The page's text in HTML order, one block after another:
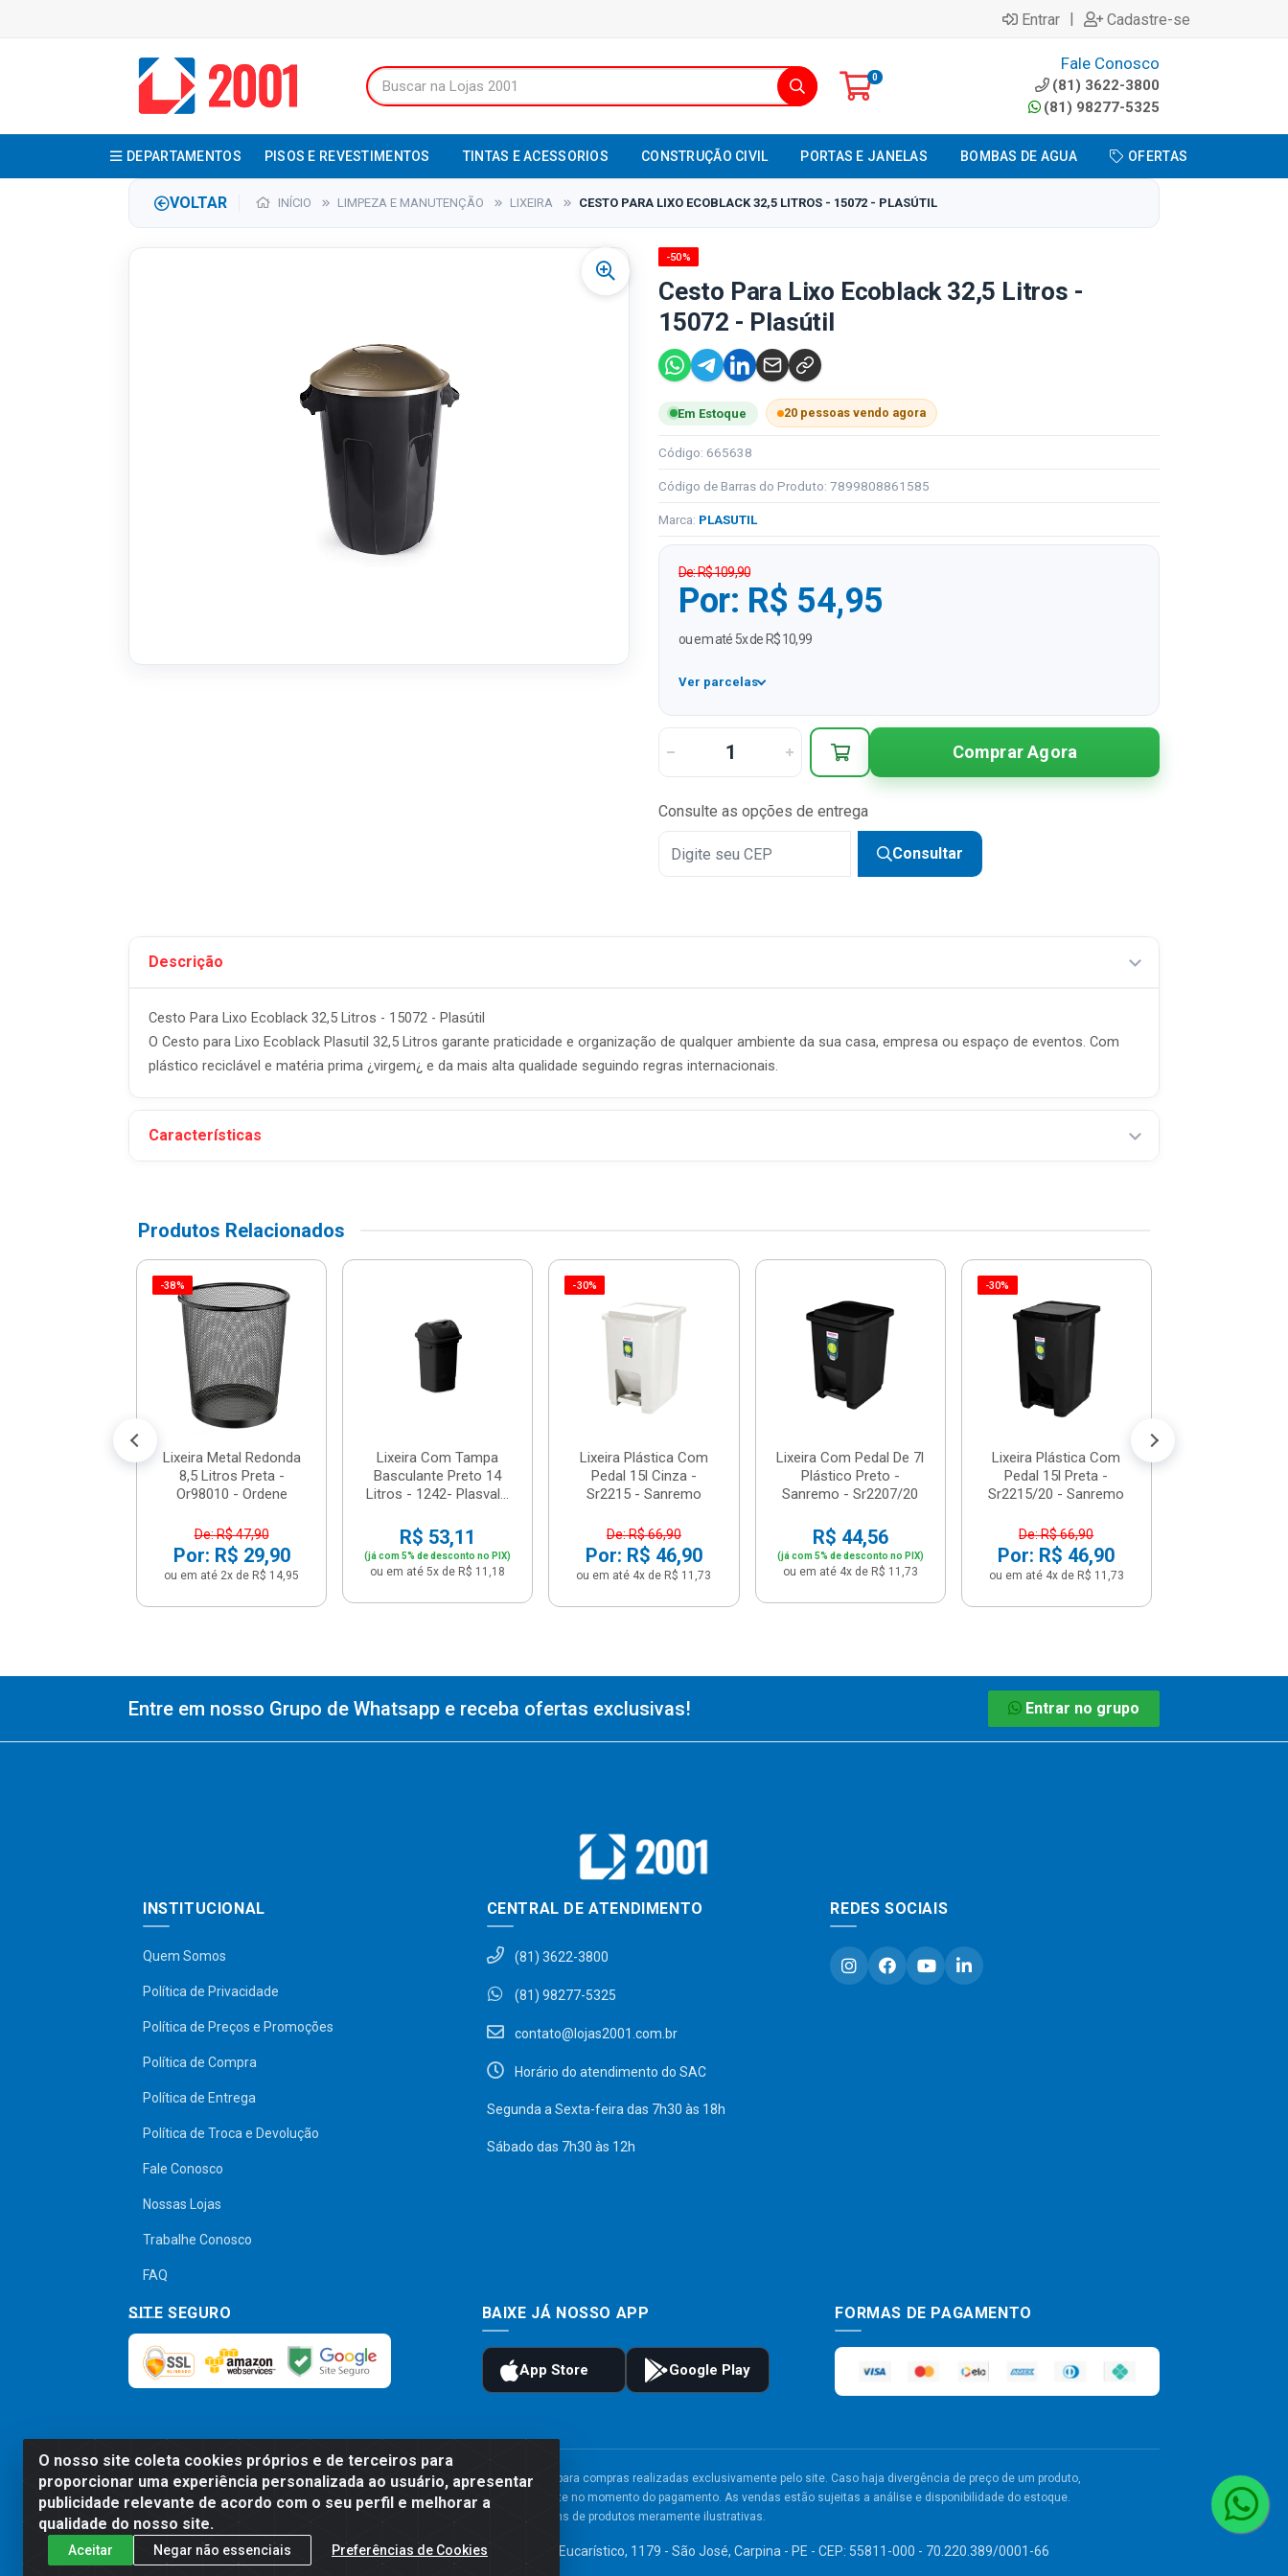
Entrar | Cadastre-se
0
Fale Conosco
(81) 3622-3800
(81) 98277-5325
DEPARTAMENTOS PISOS E REVESTIMENTOS TINTAS E ACESSORIOS CONSTRUÇÃO CIVIL PORTAS E JANELAS BOMBAS DE AGUA OFERTAS
VOLTAR INÍCIO LIMPEZA E MANUTENÇÃO LIXEIRA CESTO PARA LIXO ECOBLACK 32,5 LITROS - 15072 - PLASÚTIL
-50%
Cesto Para Lixo Ecoblack 32,5 Litros -
15072 - Plasútil
Em Estoque 20 pessoas vendo agora
Código: 665638
Código de Barras do Produto: 7899808861585
Marca: PLASUTIL
De: R$ 109,90
Por: R$ 54,95
ou em até 5x de R$ 10,99
Ver parcelas
1x R$ 54,95
R$ 27,48 sem juros
R$ 18,32 sem juros
4x
5x
Comprar Agora
Consulte as opções de entrega
Consultar
Descrição
Cesto Para Lixo Ecoblack 32,5 Litros - 15072 - Plasútil
O Cesto para Lixo Ecoblack Plasutil 32,5 Litros garante praticidade e organização de qualquer ambiente da sua casa, empresa ou espaço de eventos. Com
plástico reciclável e matéria prima ¿virgem¿ e da mais alta qualidade seguindo regras internacionais.
Características
Produtos Relacionados
-38%
Lixeira Metal Redonda
8,5 Litros Preta -
Or98010 - Ordene
De: R$ 47,90
Por: R$ 29,90
ou em até 2x de R$ 14,95
Lixeira Com Tampa
Basculante Preto 14
Litros - 1242- Plasval...
R$ 53,11
(já com 5% de desconto no PIX)
ou em até 5x de R$ 11,18
-30%
Lixeira Plástica Com
Pedal 15l Cinza -
Sr2215 - Sanremo
De: R$ 66,90
Por: R$ 46,90
ou em até 4x de R$ 11,73
Lixeira Com Pedal De 7l
Plástico Preto -
Sanremo - Sr2207/20
R$ 44,56
(já com 5% de desconto no PIX)
ou em até 4x de R$ 11,73
-30%
Lixeira Plástica Com
Pedal 15l Preta -
Sr2215/20 - Sanremo
De: R$ 66,90
Por: R$ 46,90
ou em até 4x de R$ 11,73
O nosso site coleta cookies próprios e de terceiros para
proporcionar uma experiência personalizada ao usuário, apresentar
publicidade relevante de acordo com o seu perfil e melhorar a
qualidade do nosso site.
Aceitar Negar não essenciais Preferências de Cookies
Entre em nosso Grupo de Whatsapp e receba ofertas exclusivas! Entrar no grupo
INSTITUCIONAL
Quem Somos
Política de Privacidade
Política de Preços e Promoções
Política de Compra
Política de Entrega
Política de Troca e Devolução
Fale Conosco
Nossas Lojas
Trabalhe Conosco
FAQ
CENTRAL DE ATENDIMENTO
(81) 3622-3800
(81) 98277-5325
contato@lojas2001.com.br
Horário do atendimento do SAC
Segunda a Sexta-feira das 7h30 às 18h
Sábado das 7h30 às 12h
REDES SOCIAIS
SITE SEGURO BAIXE JÁ NOSSO APP FORMAS DE PAGAMENTO
Preços, promoções, condições de pagamento e frete são válidos para compras realizadas exclusivamente pelo site. Caso haja divergência de preço de um produto,
será válido o preço que for exibido no carrinho de compras do site no momento do pagamento. As vendas estão sujeitas a análise e disponibilidade do estoque.
Imagens de produtos meramente ilustrativas.
Comercial de Construção 2001 LTDA - Av. Congresso Eucarístico, 1179 - São José, Carpina - PE - CEP: 55811-000 - 70.220.389/0001-66